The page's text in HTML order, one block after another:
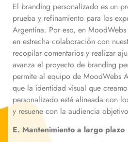
El branding personalizado es un
prueba y refinamiento para los
Argentina. Por eso, en
en estrecha colaboración con
recopilar comentarios y realizar
avanza el proyecto de branding
permite al equipo de MoodWebs
que la identidad visual que
personalizado esté alineada con
y resuene con la audiencia
E. Mantenimiento a largo plazo